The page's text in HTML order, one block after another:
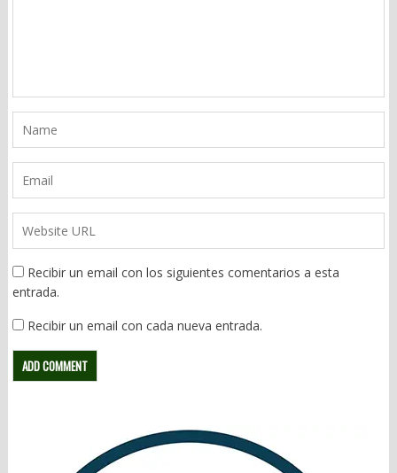
Recibir un email con los siguientes comentarios a esta
entrada.
Recibir un email con cada nueva entrada.